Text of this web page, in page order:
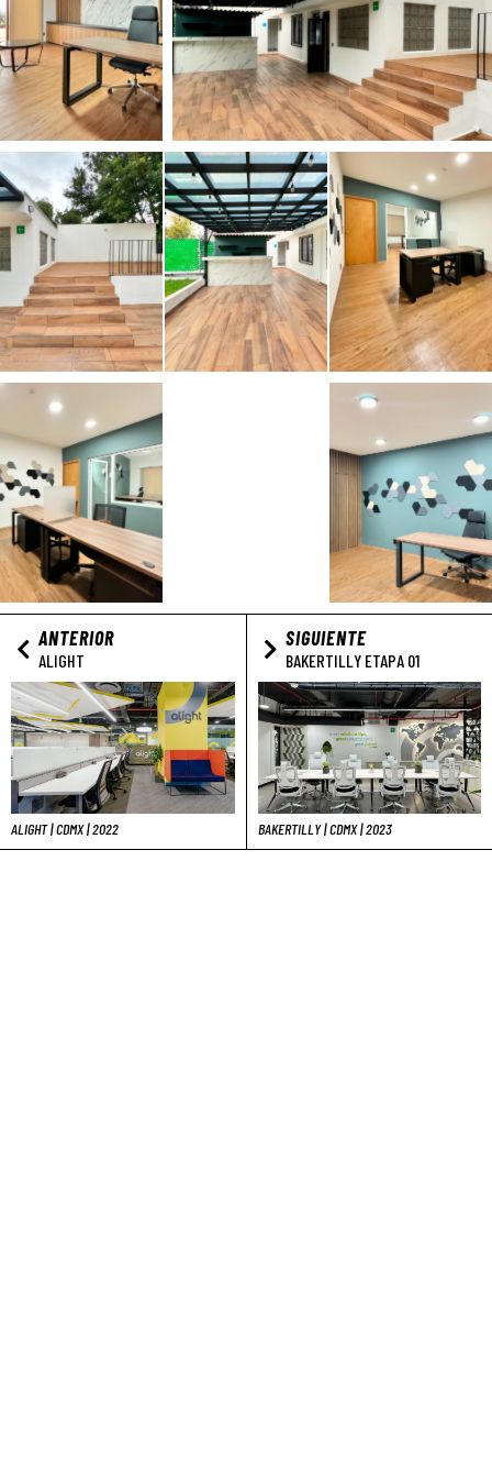
ANTERIOR
ALIGHT
ALIGHT | CDMX | 2022
SIGUIENTE
BAKERTILLY ETAPA 01
BAKERTILLY | CDMX | 2023